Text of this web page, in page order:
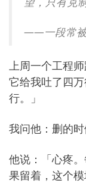
——一段常
上周一个工程
它给我吐了四
行。」
我问他：删的
他说：「心疼
果留着，这个模